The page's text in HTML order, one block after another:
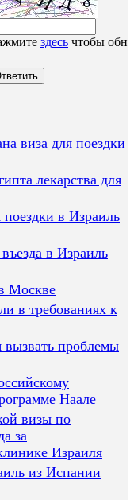
здесь чтобы
виза для поездки
лекарства для
поездки в Израиль
в Израиль
Москве
в требованиях к
проблемы
Наале
визы по
за
Израиля
из Испании